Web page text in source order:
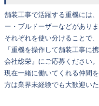
舗装工事で活躍する重機には
ー・ブルドーザーなどがありま
それぞれを使い分けることで
「重機を操作して舗装工事に
会社総栄』にご応募ください。
現在一緒に働いてくれる仲間
方は業界未経験でも大歓迎いた